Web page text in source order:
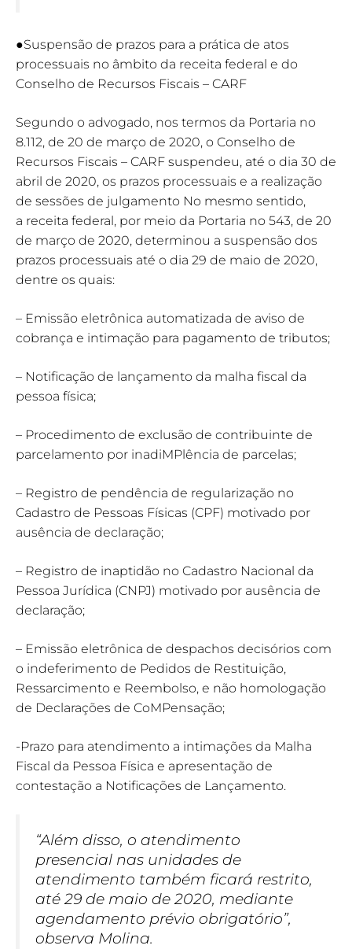
●Suspensão de prazos para a prática de atos
processuais no âmbito da receita federal e do
Conselho de Recursos Fiscais – CARF
Segundo o advogado, nos termos da Portaria no
8.112, de 20 de março de 2020, o Conselho de
Recursos Fiscais – CARF suspendeu, até o dia 30 de
abril de 2020, os prazos processuais e a realização
de sessões de julgamento No mesmo sentido,
a receita federal, por meio da Portaria no 543, de 20
de março de 2020, determinou a suspensão dos
prazos processuais até o dia 29 de maio de 2020,
dentre os quais:
– Emissão eletrônica automatizada de aviso de
cobrança e intimação para pagamento de tributos;
– Notificação de lançamento da malha fiscal da
pessoa física;
– Procedimento de exclusão de contribuinte de
parcelamento por inadiMPlência de parcelas;
– Registro de pendência de regularização no
Cadastro de Pessoas Físicas (CPF) motivado por
ausência de declaração;
– Registro de inaptidão no Cadastro Nacional da
Pessoa Jurídica (CNPJ) motivado por ausência de
declaração;
– Emissão eletrônica de despachos decisórios com
o indeferimento de Pedidos de Restituição,
Ressarcimento e Reembolso, e não homologação
de Declarações de CoMPensação;
-Prazo para atendimento a intimações da Malha
Fiscal da Pessoa Física e apresentação de
contestação a Notificações de Lançamento.
“Além disso, o atendimento
presencial nas unidades de
atendimento também ficará restrito,
até 29 de maio de 2020, mediante
agendamento prévio obrigatório”,
observa Molina.